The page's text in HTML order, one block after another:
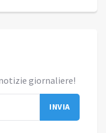
giornaliere!